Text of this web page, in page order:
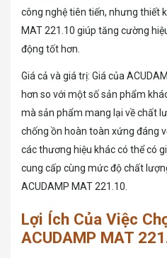
công nghệ tiên tiến, nhưng thiết
MAT 221.10 giúp tăng cường
động tốt hơn.
Giá cả và giá trị: Giá của
hơn so với một số sản phẩm
mà sản phẩm mang lại về chất
chống ồn hoàn toàn xứng đáng
các thương hiệu khác có thể có
cung cấp cùng mức độ chất
ACUDAMP MAT 221.10.
Lợi Ích Của Việc
ACUDAMP MAT